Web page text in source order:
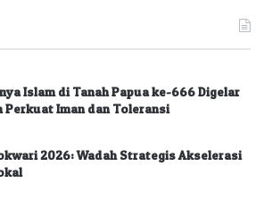
Islam di Tanah Papua ke-666 Digelar
Perkuat Iman dan Toleransi
2026: Wadah Strategis Akselerasi